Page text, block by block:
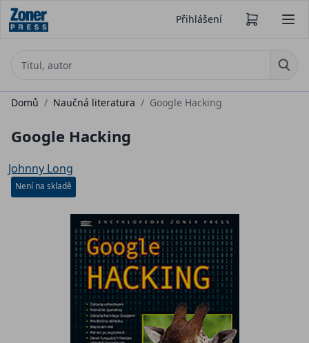
Přihlášení
Domů / Naučná literatura / Google Hacking
Google Hacking
Johnny Long
Není na skladě